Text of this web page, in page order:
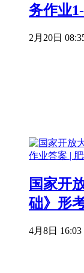
务作业
2月20日
国家开
础》形
4月8日 16:03